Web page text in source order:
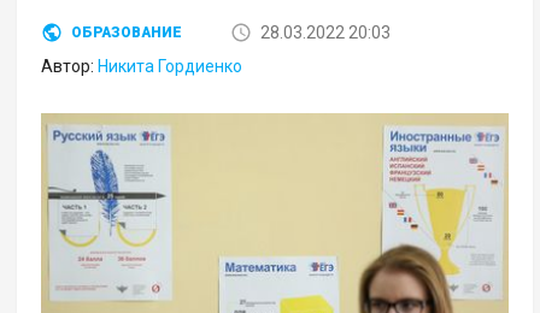
ОБРАЗОВАНИЕ
28.03.2022 20:03
Автор: Никита Гордиенко